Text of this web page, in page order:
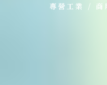
專營工業 /